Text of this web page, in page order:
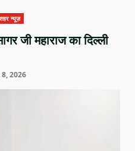
न्यूज़
जी महाराज का दिल्ली
8, 2026